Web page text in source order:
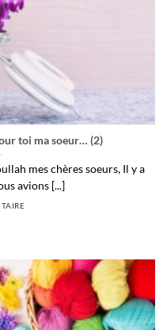
toi ma soeur… (2)
mes chères soeurs, Il y a
avions [...]